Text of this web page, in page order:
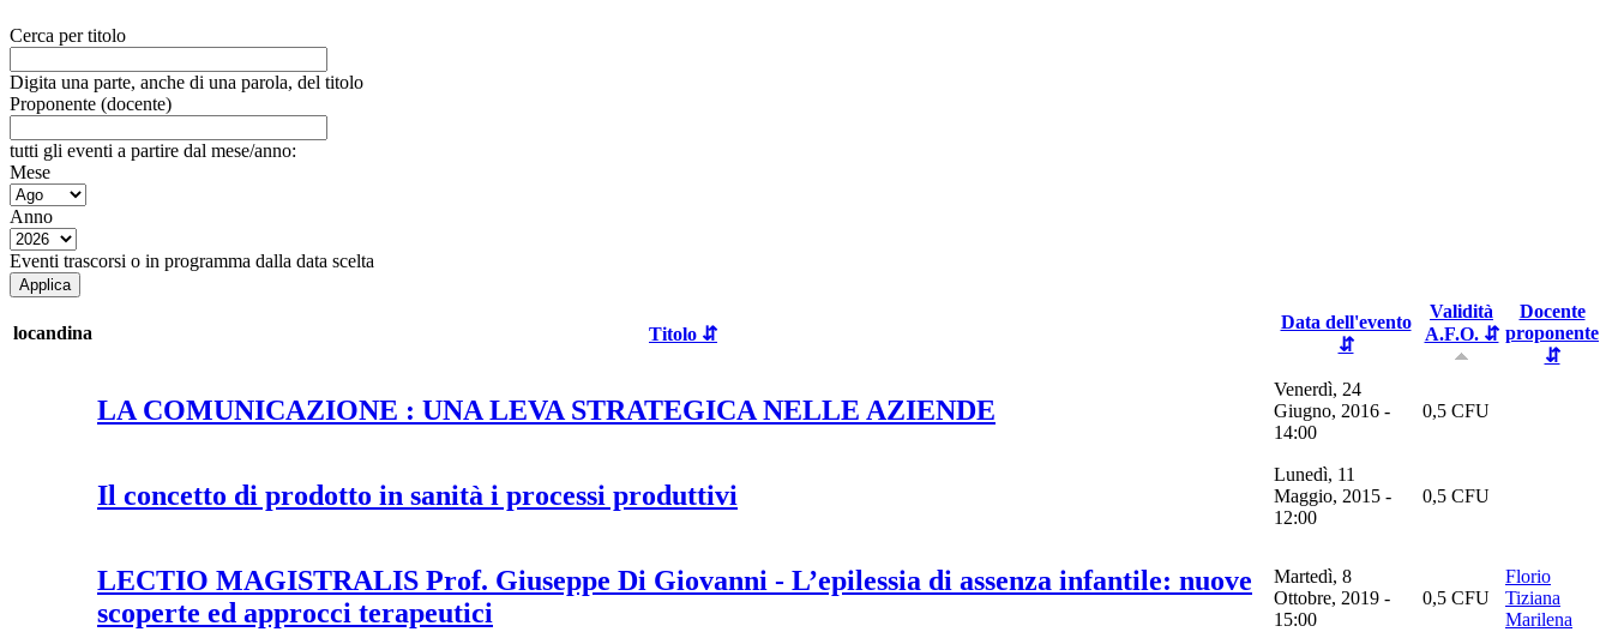
Cerca per titolo
Digita una parte, anche di una parola, del titolo
Proponente (docente)
tutti gli eventi a partire dal mese/anno:
Mese
Anno
Eventi trascorsi o in programma dalla data scelta
locandina Titolo ⇵
Data dell'evento
⇵
Validità
A.F.O. ⇵
Docente
proponente
⇵
LA COMUNICAZIONE : UNA LEVA STRATEGICA NELLE AZIENDE
Venerdì, 24
Giugno, 2016 -
14:00
0,5 CFU
Il concetto di prodotto in sanità i processi produttivi
Lunedì, 11
Maggio, 2015 -
12:00
0,5 CFU
LECTIO MAGISTRALIS Prof. Giuseppe Di Giovanni - L’epilessia di assenza infantile: nuove
scoperte ed approcci terapeutici
Martedì, 8
Ottobre, 2019 -
15:00
0,5 CFU
Florio
Tiziana
Marilena